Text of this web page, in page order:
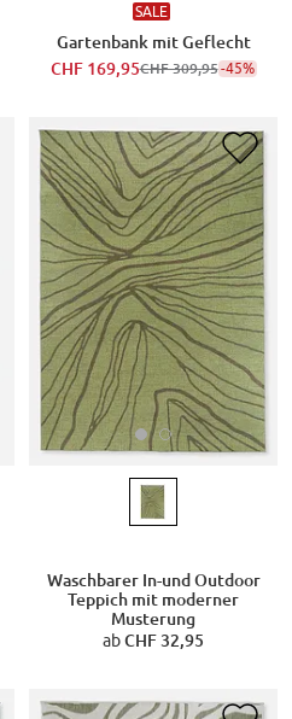
SALE
Gartenbank mit Geflecht
CHF 169,95CHF 309,95-45%
Waschbarer In-und Outdoor
Teppich mit moderner
Musterung
abCHF 32,95